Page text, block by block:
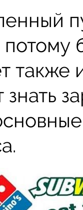
также
знать